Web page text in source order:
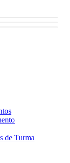
de Turma